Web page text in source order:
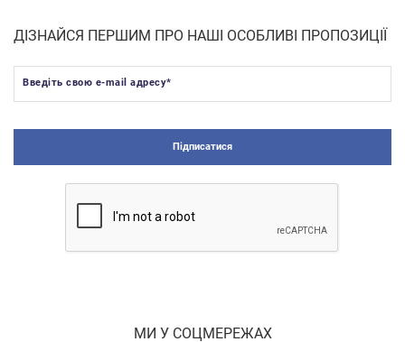
ДІЗНАЙСЯ ПЕРШИМ ПРО НАШІ ОСОБЛИВІ ПРОПОЗИЦІЇ
Введіть свою e-mail адресу*
Підписатися
МИ У СОЦМЕРЕЖАХ